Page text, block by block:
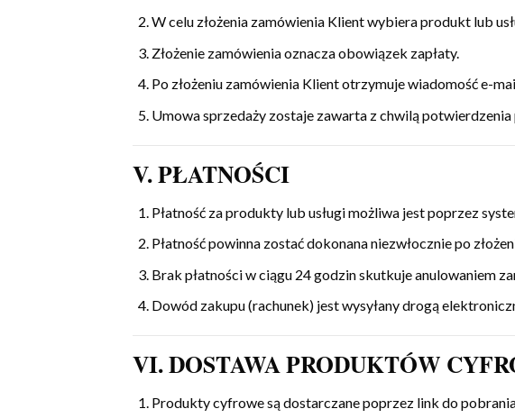
W celu złożenia zamówienia Klient wybiera produkt lub
Złożenie zamówienia oznacza obowiązek zapłaty.
Po złożeniu zamówienia Klient otrzymuje wiadomość e-
Umowa sprzedaży zostaje zawarta z chwilą
V. PŁATNOŚCI
Płatność za produkty lub usługi możliwa jest poprzez
Płatność powinna zostać dokonana niezwłocznie po
Brak płatności w ciągu 24 godzin skutkuje anulowaniem
Dowód zakupu (rachunek) jest wysyłany drogą
VI. DOSTAWA PRODUKTÓW
Produkty cyfrowe są dostarczane poprzez link do